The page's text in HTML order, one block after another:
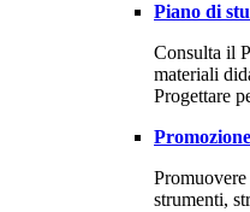
Piano di
Consulta il
materiali
Progettare
strumenti,